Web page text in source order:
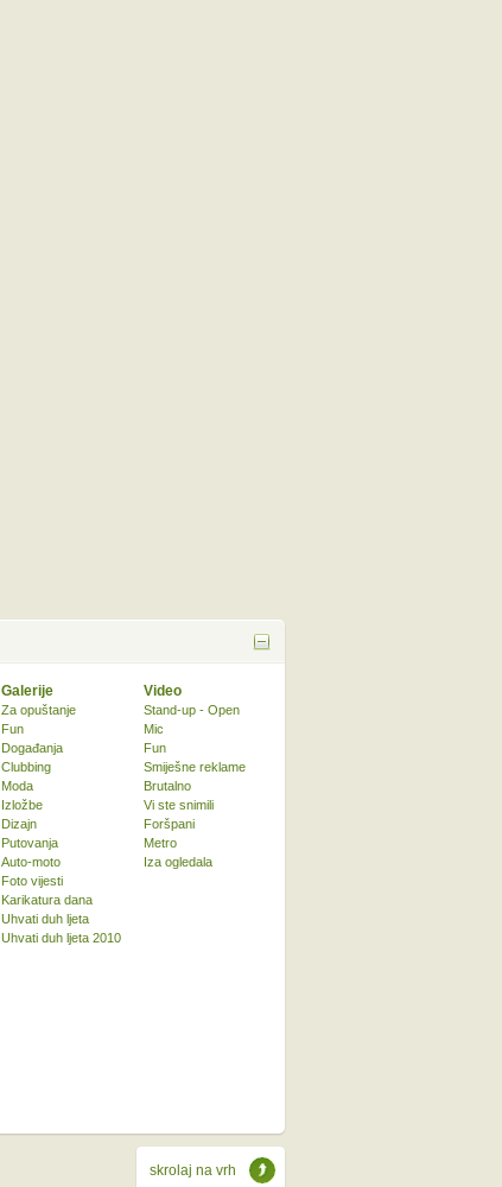
Galerije
Za opuštanje
Fun
Događanja
Clubbing
Moda
Izložbe
Dizajn
Putovanja
Auto-moto
Foto vijesti
Karikatura dana
Uhvati duh ljeta
Uhvati duh ljeta 2010
Video
Stand-up - Open
Mic
Fun
Smiješne reklame
Brutalno
Vi ste snimili
Foršpani
Metro
Iza ogledala
skrolaj na vrh